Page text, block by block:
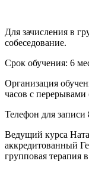
Для зачисления в
собеседование.
Срок обучения: 6
Организация
часов с перерывами
Телефон для записи
Ведущий курса
аккредитованный
групповая терапия